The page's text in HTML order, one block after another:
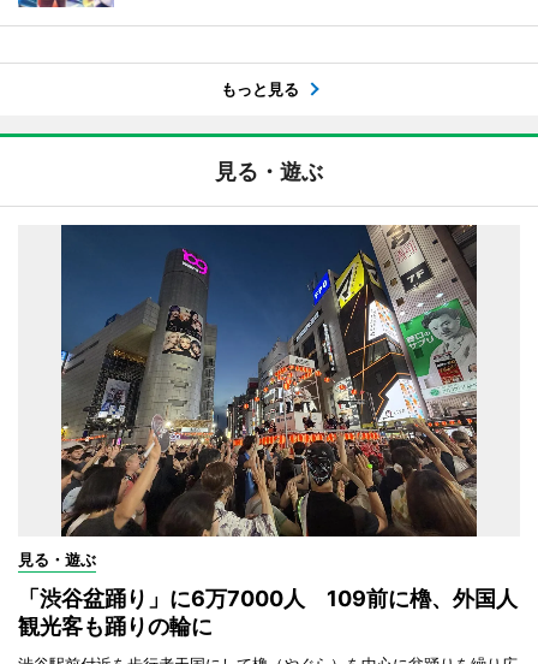
もっと見る
見る・遊ぶ
見る・遊ぶ
「渋谷盆踊り」に6万7000人 109前に櫓、外国人
観光客も踊りの輪に